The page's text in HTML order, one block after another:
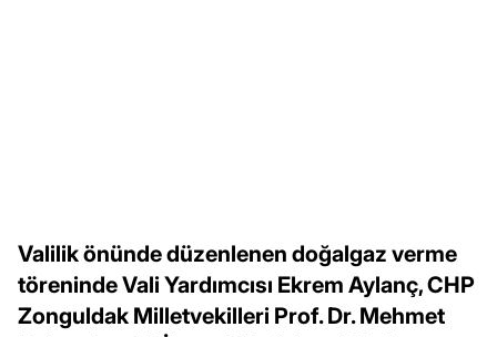
Valilik önünde düzenlenen doğalgaz verme
töreninde Vali Yardımcısı Ekrem Aylanç, CHP
Zonguldak Milletvekilleri Prof. Dr. Mehmet